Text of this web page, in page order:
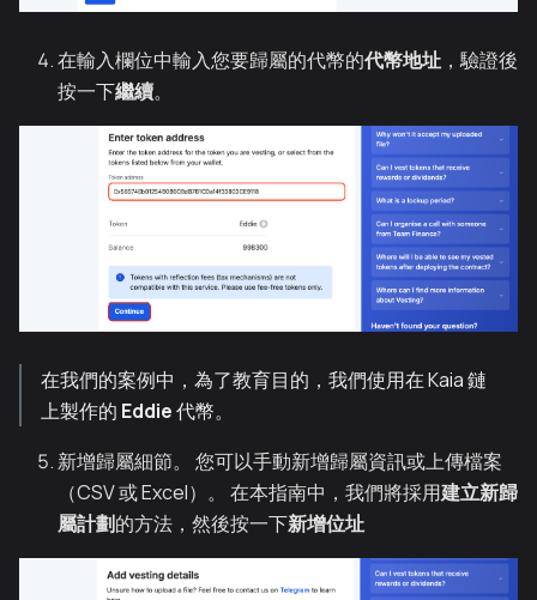
在輸入欄位中輸入您要歸屬的代幣的代幣地址 ，驗證後
按一下繼續。
在我們的案例中，為了教育目的，我們使用在 Kaia 鏈
上製作的 Eddie代幣。
新增歸屬細節。 您可以手動新增歸屬資訊或上傳檔案
（CSV 或 Excel）。 在本指南中，我們將採用建立新歸
屬計劃的方法，然後按一下新增位址